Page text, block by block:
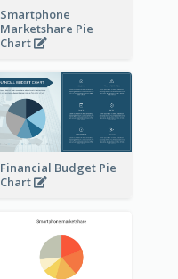
Smartphone
Marketshare Pie
Chart
Financial Budget Pie
Chart